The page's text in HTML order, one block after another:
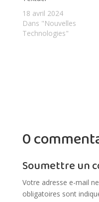
18 avril 2024
Dans "Nouvelles
Technologies"
0
Soumettre un
Votre adresse e-mail
obligatoires sont